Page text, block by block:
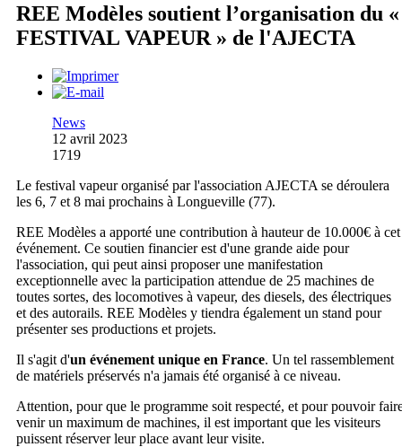
REE Modèles soutient l’organisation du «
FESTIVAL VAPEUR » de l'AJECTA
News
12 avril 2023
1719
Le festival vapeur organisé par l'association AJECTA se déroulera
les 6, 7 et 8 mai prochains à Longueville (77).
REE Modèles a apporté une contribution à hauteur de 10.000€ à cet
événement. Ce soutien financier est d'une grande aide pour
l'association, qui peut ainsi proposer une manifestation
exceptionnelle avec la participation attendue de 25 machines de
toutes sortes, des locomotives à vapeur, des diesels, des électriques
et des autorails. REE Modèles y tiendra également un stand pour
présenter ses productions et projets.
Il s'agit d'un événement unique en France. Un tel rassemblement
de matériels préservés n'a jamais été organisé à ce niveau.
Attention, pour que le programme soit respecté, et pour pouvoir
venir un maximum de machines, il est important que les visiteurs
puissent réserver leur place avant leur visite.